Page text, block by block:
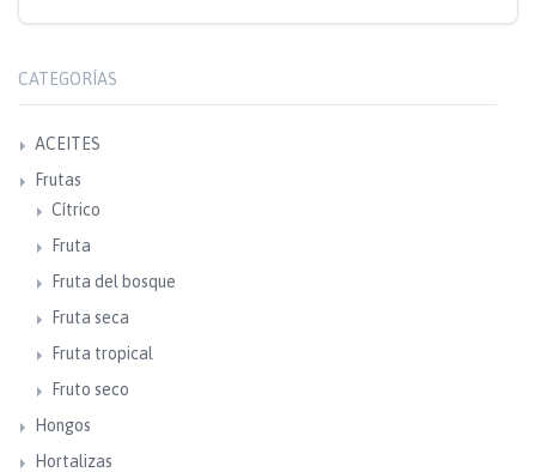
CATEGORÍAS
ACEITES
Frutas
Cítrico
Fruta
Fruta del bosque
Fruta seca
Fruta tropical
Fruto seco
Hongos
Hortalizas